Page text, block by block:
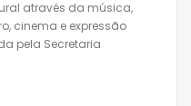
através da música,
cinema e expressão
pela Secretaria